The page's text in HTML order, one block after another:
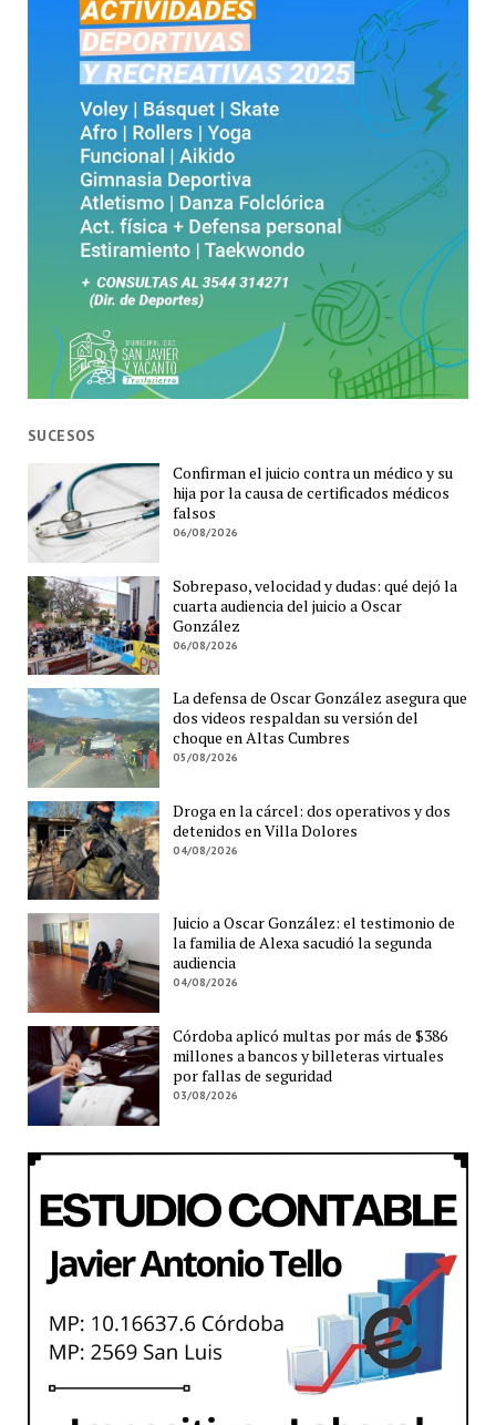
SUCESOS
Confirman el juicio contra un médico y su
hija por la causa de certificados médicos
falsos
06/08/2026
Sobrepaso, velocidad y dudas: qué dejó la
cuarta audiencia del juicio a Oscar
González
06/08/2026
La defensa de Oscar González asegura que
dos videos respaldan su versión del
choque en Altas Cumbres
05/08/2026
Droga en la cárcel: dos operativos y dos
detenidos en Villa Dolores
04/08/2026
Juicio a Oscar González: el testimonio de
la familia de Alexa sacudió la segunda
audiencia
04/08/2026
Córdoba aplicó multas por más de $386
millones a bancos y billeteras virtuales
por fallas de seguridad
03/08/2026